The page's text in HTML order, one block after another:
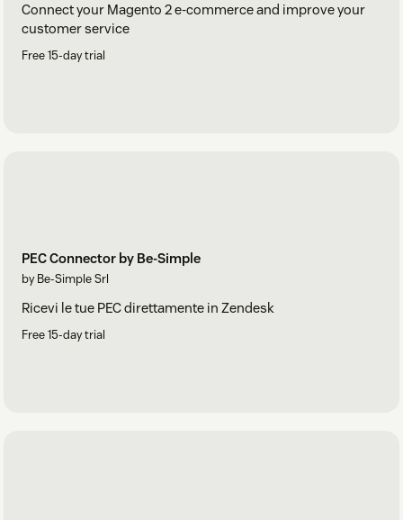
Connect your Magento 2 e-commerce and improve your
customer service
Free 15-day trial
PEC Connector by Be-Simple
by Be-Simple Srl
Ricevi le tue PEC direttamente in Zendesk
Free 15-day trial